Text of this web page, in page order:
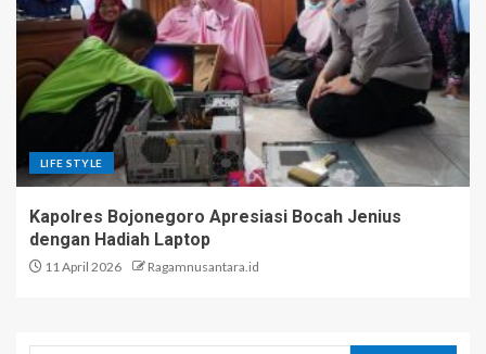
LIFE STYLE
Kapolres Bojonegoro Apresiasi Bocah Jenius
dengan Hadiah Laptop
11 April 2026 Ragamnusantara.id